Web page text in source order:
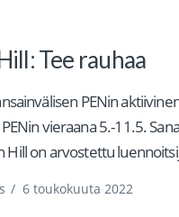
Tee rauhaa
PENin
vieraana 5.-11.5.
Hill on arvostettu
/ 6 toukokuuta 2022